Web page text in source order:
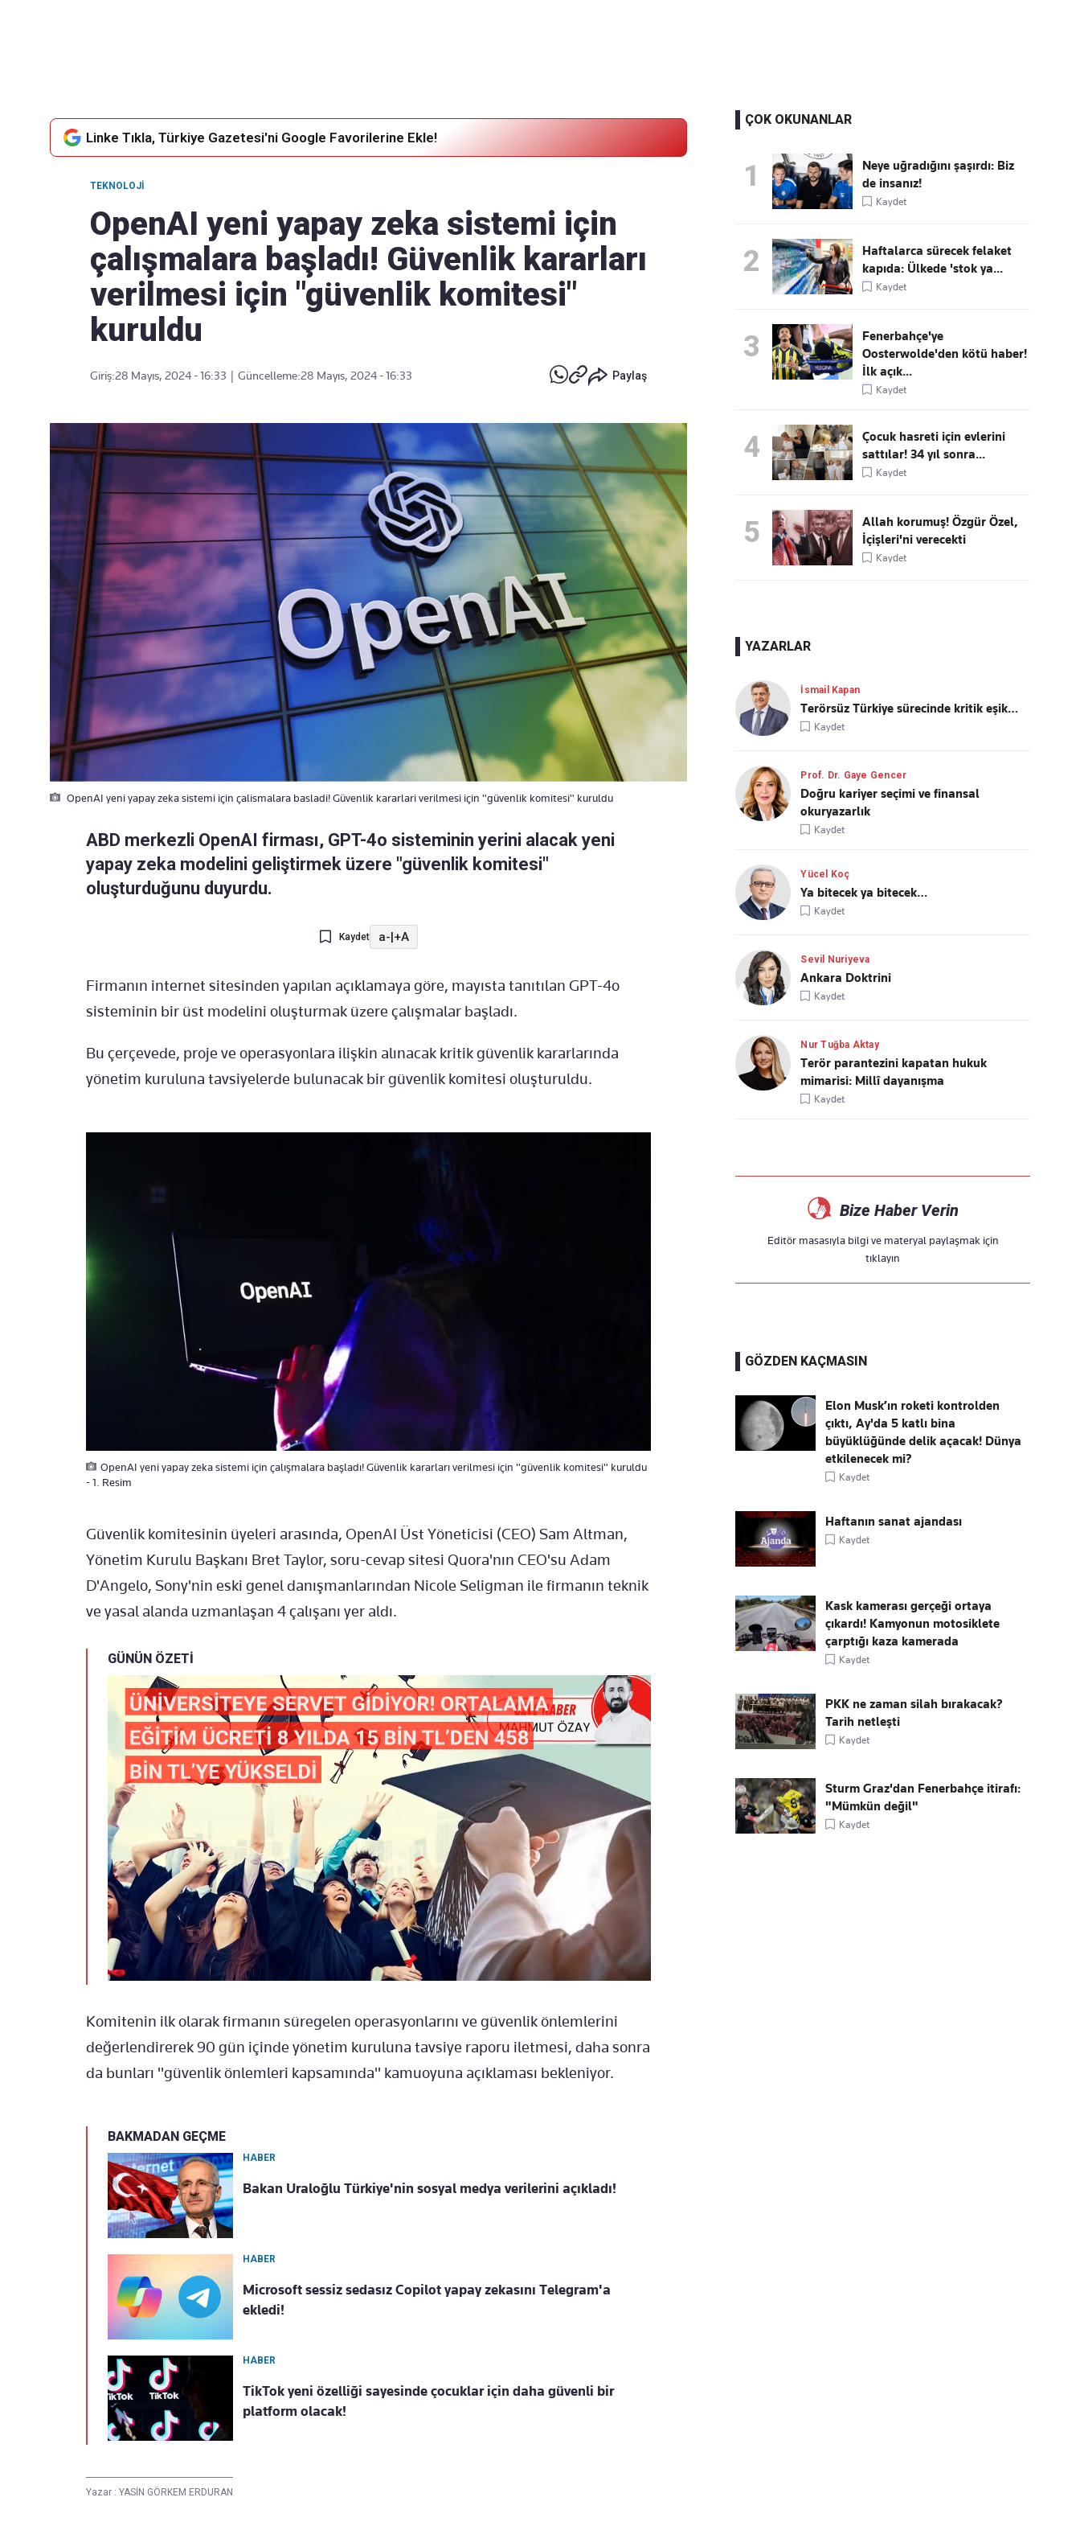
Linke Tıkla, Türkiye Gazetesi'ni Google Favorilerine Ekle!
TEKNOLOJI
OpenAI yeni yapay zeka sistemi için
çalışmalara başladı! Güvenlik kararları
verilmesi için "güvenlik komitesi"
kuruldu
Giriş:28 Mayıs, 2024 - 16:33 Güncelleme:28 Mayıs, 2024 - 16:33 Paylaş
OpenAI yeni yapay zeka sistemi için çalismalara basladi! Güvenlik kararlari verilmesi için "güvenlik komitesi" kuruldu
ABD merkezli OpenAI firması, GPT-4o sisteminin yerini alacak yeni
yapay zeka modelini geliştirmek üzere "güvenlik komitesi"
oluşturduğunu duyurdu.
Kaydet a-|+A
Firmanın internet sitesinden yapılan açıklamaya göre, mayısta tanıtılan GPT-4o
sisteminin bir üst modelini oluşturmak üzere çalışmalar başladı.
Bu çerçevede, proje ve operasyonlara ilişkin alınacak kritik güvenlik kararlarında
yönetim kuruluna tavsiyelerde bulunacak bir güvenlik komitesi oluşturuldu.
OpenAI yeni yapay zeka sistemi için çalışmalara başladı! Güvenlik kararları verilmesi için "güvenlik komitesi" kuruldu
- 1. Resim
Güvenlik komitesinin üyeleri arasında, OpenAI Üst Yöneticisi (CEO) Sam Altman,
Yönetim Kurulu Başkanı Bret Taylor, soru-cevap sitesi Quora'nın CEO'su Adam
D'Angelo, Sony'nin eski genel danışmanlarından Nicole Seligman ile firmanın teknik
ve yasal alanda uzmanlaşan 4 çalışanı yer aldı.
GÜNÜN ÖZETİ
Komitenin ilk olarak firmanın süregelen operasyonlarını ve güvenlik önlemlerini
değerlendirerek 90 gün içinde yönetim kuruluna tavsiye raporu iletmesi, daha sonra
da bunları "güvenlik önlemleri kapsamında" kamuoyuna açıklaması bekleniyor.
BAKMADAN GEÇME
HABER
Bakan Uraloğlu Türkiye'nin sosyal medya verilerini açıkladı!
HABER
Microsoft sessiz sedasız Copilot yapay zekasını Telegram'a
ekledi!
HABER
TikTok yeni özelliği sayesinde çocuklar için daha güvenli bir
platform olacak!
Yazar : YASİN GÖRKEM ERDURAN
ÇOK OKUNANLAR
1
Neye uğradığını şaşırdı: Biz
de insanız!
Kaydet
2
Haftalarca sürecek felaket
kapıda: Ülkede 'stok ya...
Kaydet
3
Fenerbahçe'ye
Oosterwolde'den kötü haber!
İlk açık...
Kaydet
4
Çocuk hasreti için evlerini
sattılar! 34 yıl sonra...
Kaydet
5
Allah korumuş! Özgür Özel,
İçişleri'ni verecekti
Kaydet
YAZARLAR
İsmail Kapan
Terörsüz Türkiye sürecinde kritik eşik…
Kaydet
Prof. Dr. Gaye Gencer
Doğru kariyer seçimi ve finansal
okuryazarlık
Kaydet
Yücel Koç
Ya bitecek ya bitecek…
Kaydet
Sevil Nuriyeva
Ankara Doktrini
Kaydet
Nur Tuğba Aktay
Terör parantezini kapatan hukuk
mimarisi: Millî dayanışma
Kaydet
Bize Haber Verin
Editör masasıyla bilgi ve materyal paylaşmak için
tıklayın
GÖZDEN KAÇMASIN
Elon Musk’ın roketi kontrolden
çıktı, Ay'da 5 katlı bina
büyüklüğünde delik açacak! Dünya
etkilenecek mi?
Kaydet
Haftanın sanat ajandası
Kaydet
Kask kamerası gerçeği ortaya
çıkardı! Kamyonun motosiklete
çarptığı kaza kamerada
Kaydet
PKK ne zaman silah bırakacak?
Tarih netleşti
Kaydet
Sturm Graz'dan Fenerbahçe itirafı:
"Mümkün değil"
Kaydet